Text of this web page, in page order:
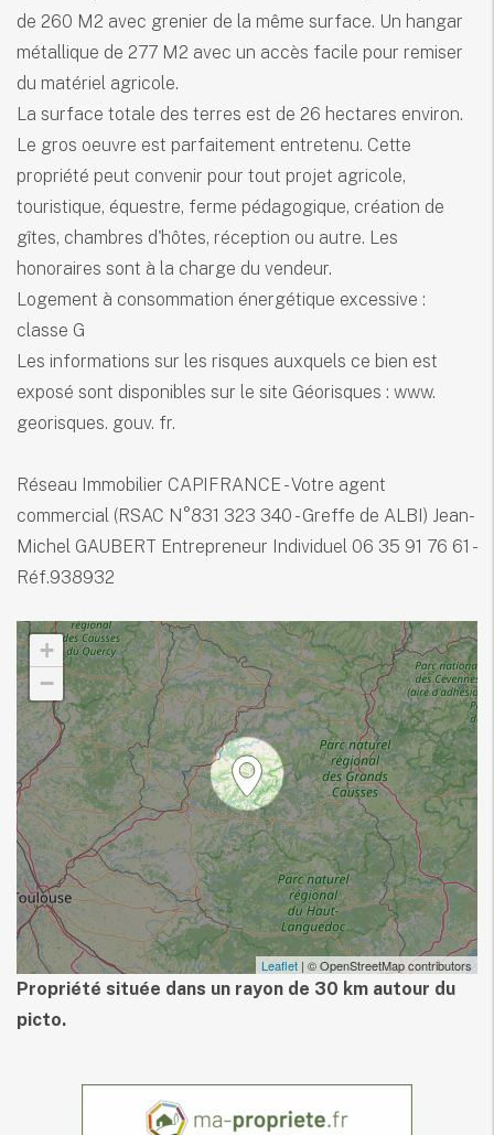
+
−
Leaflet | © OpenStreetMap contributors
Propriété située dans un rayon de 30 km autour du
picto.
de 260 M2 avec grenier de la même surface. Un hangar
métallique de 277 M2 avec un accès facile pour remiser
du matériel agricole.
La surface totale des terres est de 26 hectares environ.
Le gros oeuvre est parfaitement entretenu. Cette
propriété peut convenir pour tout projet agricole,
touristique, équestre, ferme pédagogique, création de
gîtes, chambres d'hôtes, réception ou autre. Les
honoraires sont à la charge du vendeur.
Logement à consommation énergétique excessive :
classe G
Les informations sur les risques auxquels ce bien est
exposé sont disponibles sur le site Géorisques : www.
georisques. gouv. fr.
Réseau Immobilier CAPIFRANCE - Votre agent
commercial (RSAC N°831 323 340 - Greffe de ALBI) Jean-
Michel GAUBERT Entrepreneur Individuel 06 35 91 76 61 -
Réf.938932